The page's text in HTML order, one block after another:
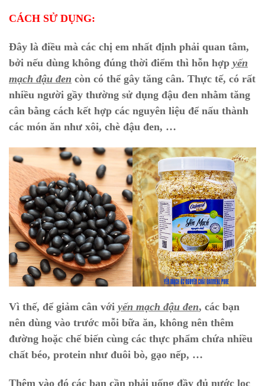
CÁCH SỬ DỤNG:
Đây là điều mà các chị em nhất định phải quan tâm,
bởi nếu dùng không đúng thời điểm thì hỗn hợp yến
mạch đậu đen còn có thể gây tăng cân. Thực tế, có rất
nhiều người gầy thường sử dụng đậu đen nhằm tăng
cân bằng cách kết hợp các nguyên liệu để nấu thành
các món ăn như xôi, chè đậu đen, …
Vì thế, để giảm cân với yến mạch đậu đen, các bạn
nên dùng vào trước mỗi bữa ăn, không nên thêm
đường hoặc chế biến cùng các thực phẩm chứa nhiều
chất béo, protein như đuôi bò, gạo nếp, …
Thêm vào đó các bạn cần phải uống đầy đủ nước lọc